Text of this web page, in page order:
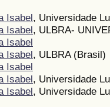
Isabel, Universidade
Isabel, ULBRA-
Isabel
Isabel, ULBRA (Brasil)
Isabel
Isabel, Universidade
Isabel, Universidade